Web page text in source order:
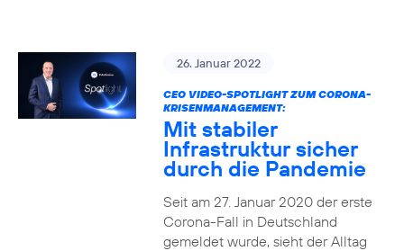
26. Januar 2022
CEO VIDEO-SPOTLIGHT ZUM CORONA-
KRISENMANAGEMENT:
Mit stabiler
Infrastruktur sicher
durch die Pandemie
Seit am 27. Januar 2020 der erste
Corona-Fall in Deutschland
gemeldet wurde, sieht der Alltag